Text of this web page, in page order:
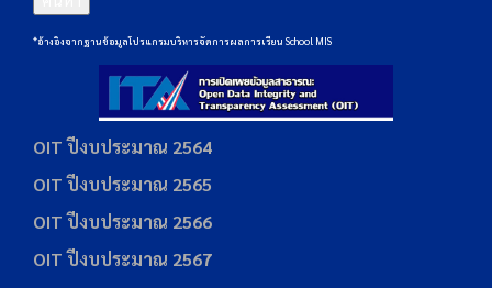
*อ้างอิงจากฐานข้อมูลโปรแกรมบริหารจัดการผลการเรียน School MIS
OIT ปีงบประมาณ 2564
OIT ปีงบประมาณ 2565
OIT ปีงบประมาณ 2566
OIT ปีงบประมาณ 2567